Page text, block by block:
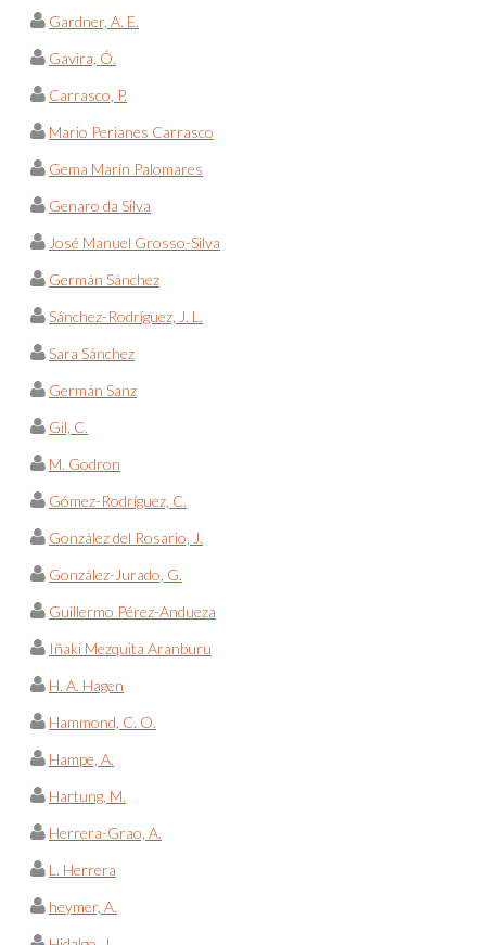
Gardner, A. E.
Gavira, Ó.
Carrasco, P.
Mario Perianes Carrasco
Gema Marín Palomares
Genaro da Silva
José Manuel Grosso-Silva
Germán Sánchez
Sánchez-Rodríguez, J. L.
Sara Sánchez
Germán Sanz
Gil, C.
M. Godron
Gómez-Rodríguez, C.
González del Rosario, J.
González-Jurado, G.
Guillermo Pérez-Andueza
Iñaki Mezquita Aranburu
H. A. Hagen
Hammond, C. O.
Hampe, A.
Hartung, M.
Herrera-Grao, A.
L. Herrera
heymer, A.